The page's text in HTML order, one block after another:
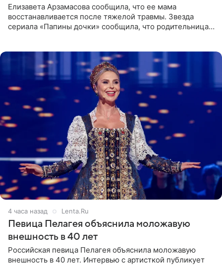
Елизавета Арзамасова сообщила, что ее мама
восстанавливается после тяжелой травмы. Звезда
сериала «Папины дочки» сообщила, что родительница
4 часа назад Lenta.Ru
Певица Пелагея объяснила моложавую
внешность в 40 лет
Российская певица Пелагея объяснила моложавую
внешность в 40 лет. Интервью с артисткой публикует